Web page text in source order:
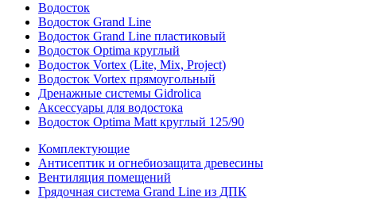
Водосток
Водосток Grand Line
Водосток Grand Line пластиковый
Водосток Optima круглый
Водосток Vortex (Lite, Mix, Project)
Водосток Vortex прямоугольный
Дренажные системы Gidrolica
Аксессуары для водостока
Водосток Optima Matt круглый 125/90
Комплектующие
Антисептик и огнебиозащита древесины
Вентиляция помещений
Грядочная система Grand Line из ДПК